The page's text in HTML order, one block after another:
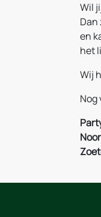
Wil
en
het
Wij
Nog